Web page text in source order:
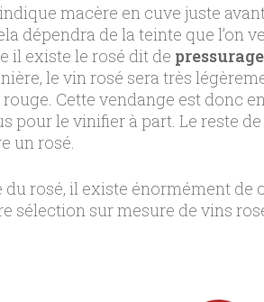
macère en cuve juste
dépendra de la teinte que l’on
il existe le rosé dit de pressurage
le vin rosé sera très
Cette vendange est donc
pour le vinifier à part. Le reste
un rosé.
rosé, il existe énormément de
sélection sur mesure de vins